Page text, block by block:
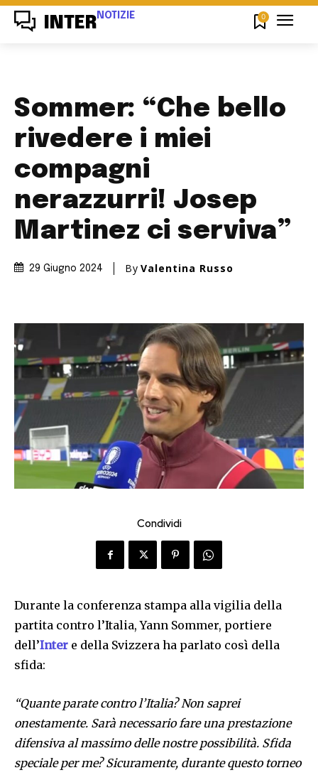
INTER NOTIZIE 0
Sommer: “Che bello
rivedere i miei
compagni
nerazzurri! Josep
Martinez ci serviva”
29 Giugno 2024 By Valentina Russo
Condividi
Durante la conferenza stampa alla vigilia della
partita contro l’Italia, Yann Sommer, portiere
dell’Inter e della Svizzera ha parlato così della
sfida:
“Quante parate contro l’Italia? Non saprei
onestamente. Sarà necessario fare una prestazione
difensiva al massimo delle nostre possibilità. Sfida
speciale per me? Sicuramente, durante questo torneo